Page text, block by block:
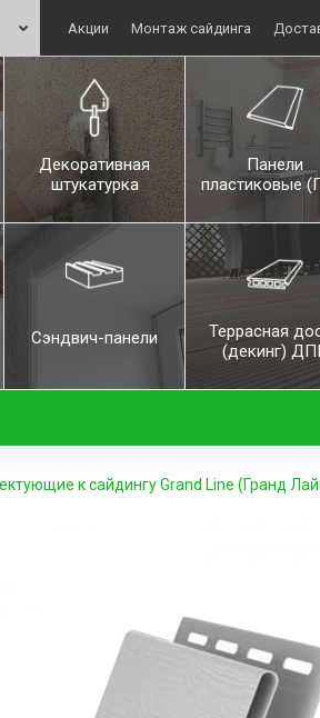
Акции Монтаж сайдинга
Декоративная
штукатурка
Панели
пластиковые
Сэндвич-панели
Террасная
(декинг)
к сайдингу Grand Line (Гранд